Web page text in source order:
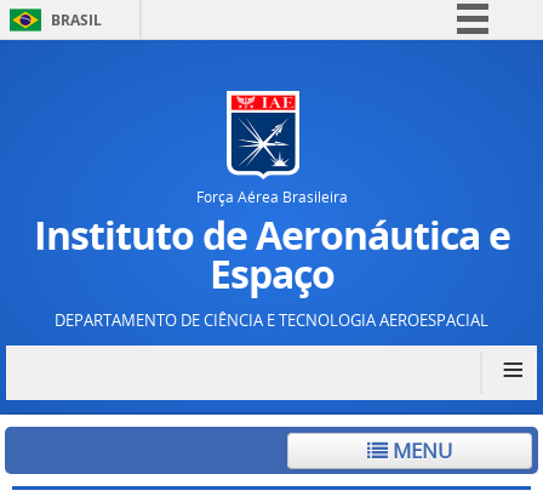
BRASIL
Canais
Força Aérea Brasileira
Instituto de Aeronáutica e
Espaço
DEPARTAMENTO DE CIÊNCIA E TECNOLOGIA AEROESPACIAL
≡
MENU